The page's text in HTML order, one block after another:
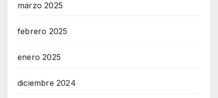
marzo 2025
febrero 2025
enero 2025
diciembre 2024